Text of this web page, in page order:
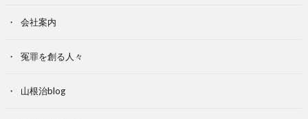
会社案内
冤罪を創る人々
山根治blog